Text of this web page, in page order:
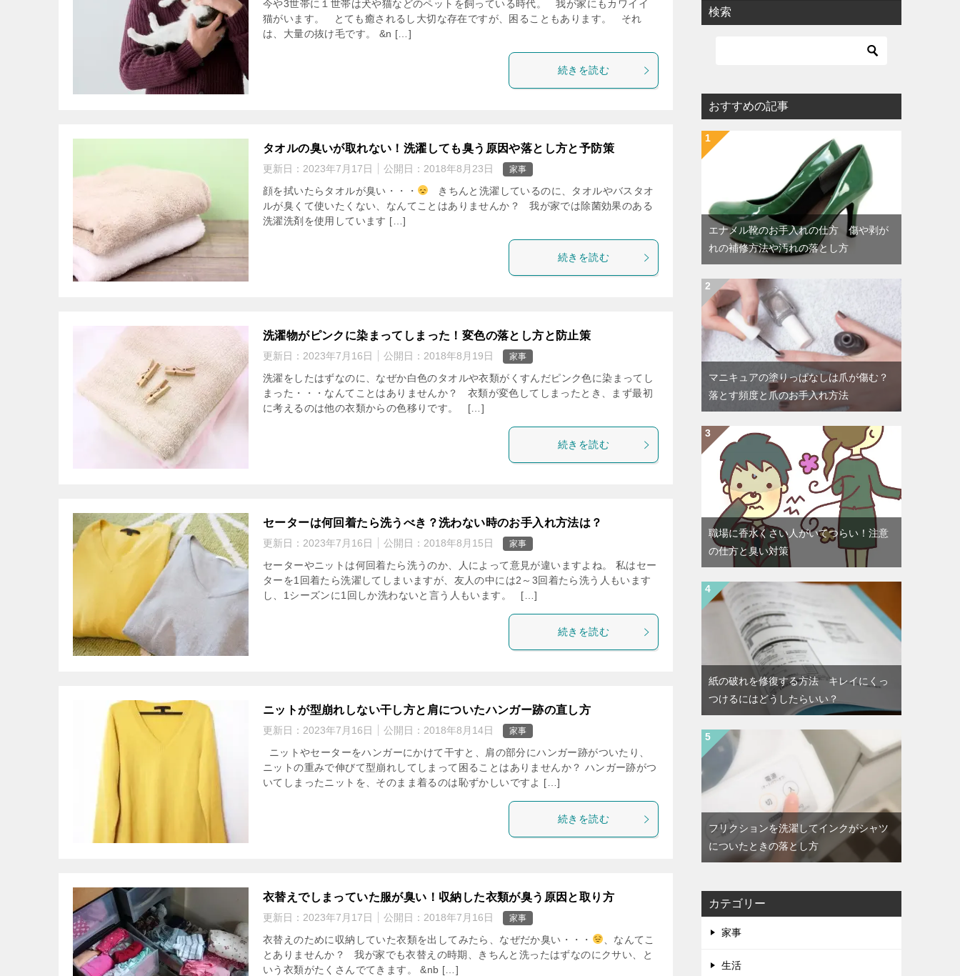
今や3世帯に１世帯は犬や猫などのペットを飼っている時代。 我が家にもカワイイ
猫がいます。 とても癒されるし大切な存在ですが、困ることもあります。 それ
は、大量の抜け毛です。 &n […]
続きを読む
タオルの臭いが取れない！洗濯しても臭う原因や落とし方と予防策
更新日： 2023年7月17日 公開日： 2018年8月23日 家事
顔を拭いたらタオルが臭い・・・
きちんと洗濯しているのに、タオルやバスタオ
ルが臭くて使いたくない、なんてことはありませんか？ 我が家では除菌効果のある
洗濯洗剤を使用しています […]
続きを読む
洗濯物がピンクに染まってしまった！変色の落とし方と防止策
更新日： 2023年7月16日 公開日： 2018年8月19日 家事
洗濯をしたはずなのに、なぜか白色のタオルや衣類がくすんだピンク色に染まってし
まった・・・なんてことはありませんか？ 衣類が変色してしまったとき、まず最初
に考えるのは他の衣類からの色移りです。 […]
続きを読む
セーターは何回着たら洗うべき？洗わない時のお手入れ方法は？
更新日： 2023年7月16日 公開日： 2018年8月15日 家事
セーターやニットは何回着たら洗うのか、人によって意見が違いますよね。 私はセー
ターを1回着たら洗濯してしまいますが、友人の中には2～3回着たら洗う人もいます
し、1シーズンに1回しか洗わないと言う人もいます。 […]
続きを読む
ニットが型崩れしない干し方と肩についたハンガー跡の直し方
更新日： 2023年7月16日 公開日： 2018年8月14日 家事
ニットやセーターをハンガーにかけて干すと、肩の部分にハンガー跡がついたり、
ニットの重みで伸びて型崩れしてしまって困ることはありませんか？ ハンガー跡がつ
いてしまったニットを、そのまま着るのは恥ずかしいですよ […]
続きを読む
衣替えでしまっていた服が臭い！収納した衣類が臭う原因と取り方
更新日： 2023年7月17日 公開日： 2018年7月16日 家事
衣替えのために収納していた衣類を出してみたら、なぜだか臭い・・・
、なんてこ
とありませんか？ 我が家でも衣替えの時期、きちんと洗ったはずなのにクサい、と
いう衣類がたくさんでてきます。 &nb […]
検索
おすすめの記事
エナメル靴のお手入れの仕方 傷や剥が
れの補修方法や汚れの落とし方
マニキュアの塗りっぱなしは爪が傷む？
落とす頻度と爪のお手入れ方法
職場に香水くさい人がいてつらい！注意
の仕方と臭い対策
紙の破れを修復する方法 キレイにくっ
つけるにはどうしたらいい？
フリクションを洗濯してインクがシャツ
についたときの落とし方
カテゴリー
家事
生活